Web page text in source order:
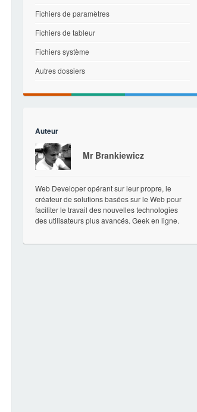
Fichiers de paramètres
Fichiers de tableur
Fichiers système
Autres dossiers
Auteur
Mr Brankiewicz
Web Developer opérant sur leur propre, le
créateur de solutions basées sur le Web pour
faciliter le travail des nouvelles technologies
des utilisateurs plus avancés. Geek en ligne.